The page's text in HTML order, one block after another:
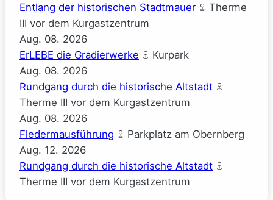
Entlang der historischen Stadtmauer
Therme
III vor dem Kurgastzentrum
Aug. 08. 2026
ErLEBE die Gradierwerke
Kurpark
Aug. 08. 2026
Rundgang durch die historische Altstadt
Therme III vor dem Kurgastzentrum
Aug. 08. 2026
Fledermausführung
Parkplatz am Obernberg
Aug. 12. 2026
Rundgang durch die historische Altstadt
Therme III vor dem Kurgastzentrum